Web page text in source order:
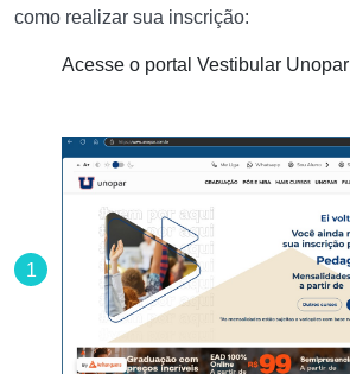
como realizar sua inscrição:
Acesse o portal Vestibular Unopar